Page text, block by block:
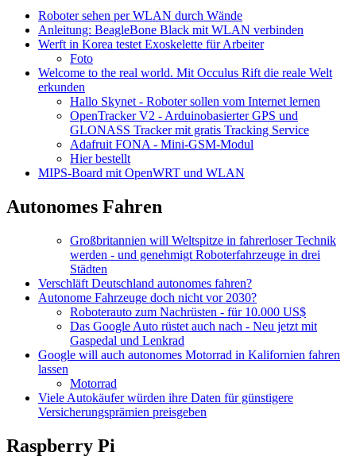
Roboter sehen per WLAN durch Wände
Anleitung: BeagleBone Black mit WLAN verbinden
Werft in Korea testet Exoskelette für Arbeiter
Foto
Welcome to the real world. Mit Occulus Rift die reale Welt
erkunden
Hallo Skynet - Roboter sollen vom Internet lernen
OpenTracker V2 - Arduinobasierter GPS und
GLONASS Tracker mit gratis Tracking Service
Adafruit FONA - Mini-GSM-Modul
Hier bestellt
MIPS-Board mit OpenWRT und WLAN
Autonomes Fahren
Großbritannien will Weltspitze in fahrerloser Technik
werden - und genehmigt Roboterfahrzeuge in drei
Städten
Verschläft Deutschland autonomes fahren?
Autonome Fahrzeuge doch nicht vor 2030?
Roboterauto zum Nachrüsten - für 10.000 US$
Das Google Auto rüstet auch nach - Neu jetzt mit
Gaspedal und Lenkrad
Google will auch autonomes Motorrad in Kalifornien fahren
lassen
Motorrad
Viele Autokäufer würden ihre Daten für günstigere
Versicherungsprämien preisgeben
Raspberry Pi